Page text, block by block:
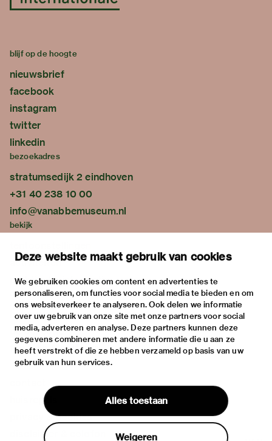
Deze website maakt gebruik van cookies
We gebruiken cookies om content en advertenties te
personaliseren, om functies voor social media te bieden en om
ons websiteverkeer te analyseren. Ook delen we informatie
over uw gebruik van onze site met onze partners voor social
media, adverteren en analyse. Deze partners kunnen deze
gegevens combineren met andere informatie die u aan ze
heeft verstrekt of die ze hebben verzameld op basis van uw
gebruik van hun services.
Alles toestaan
Weigeren
blijf op de hoogte
nieuwsbrief
facebook
instagram
twitter
linkedin
bezoekadres
stratumsedijk 2 eindhoven
+31 40 238 10 00
info@vanabbemuseum.nl
bekijk
activiteiten
praktische informatie
over
het museum
de collectie
fondsen & partners
huisregels
privacy & cookies
disclaimer & colofon